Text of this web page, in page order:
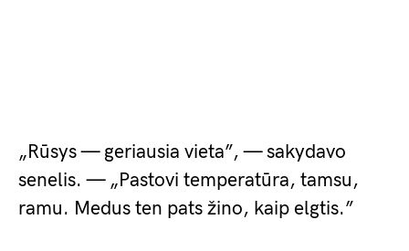
„Rūsys — geriausia vieta”, — sakydavo
senelis. — „Pastovi temperatūra, tamsu,
ramu. Medus ten pats žino, kaip elgtis.”